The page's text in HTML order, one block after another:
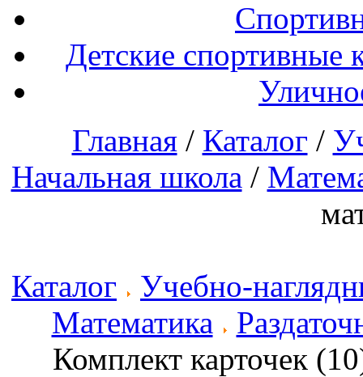
Детские спортивные
Главная/ Каталог /
Начальная школа /
Каталог
Учебно-
Математика
Комплект карточек